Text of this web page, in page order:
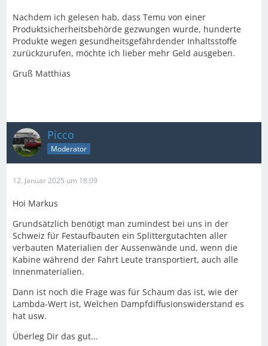
Nachdem ich gelesen hab, dass Temu von einer
Produktsicherheitsbehörde gezwungen wurde, hunderte
Produkte wegen gesundheitsgefährdender Inhaltsstoffe
zurückzurufen, möchte ich lieber mehr Geld ausgeben.
Gruß Matthias
Picco
Moderator
12. Januar 2025 um 18:09
Hoi Markus
Grundsätzlich benötigt man zumindest bei uns in der
Schweiz für Festaufbauten ein Splittergutachten aller
verbauten Materialien der Aussenwände und, wenn die
Kabine während der Fahrt Leute transportiert, auch alle
Innenmaterialien.
Dann ist noch die Frage was für Schaum das ist, wie der
Lambda-Wert ist, Welchen Dampfdiffusionswiderstand es
hat usw.
Überleg Dir das gut...